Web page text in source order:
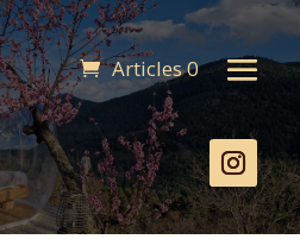
Articles 0